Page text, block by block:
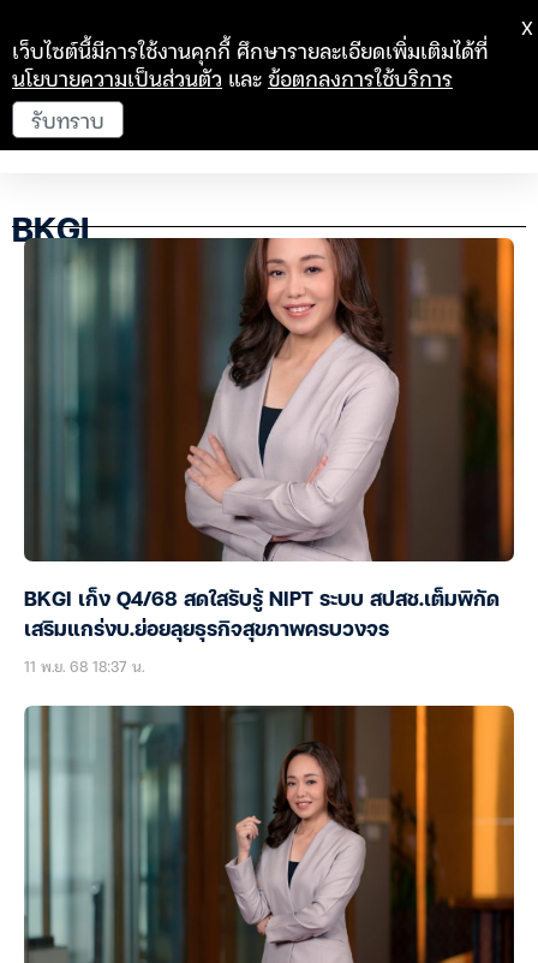
BKGI
BKGI เก็ง Q4/68 สดใสรับรู้ NIPT ระบบ สปสช.เต็มพิกัด
เสริมแกร่งบ.ย่อยลุยธุรกิจสุขภาพครบวงจร
11 พ.ย. 68 18:37 น.
เว็บไซต์นี้มีการใช้งานคุกกี้ ศึกษารายละเอียดเพิ่มเติมได้ที่
นโยบายความเป็นส่วนตัว และข้อตกลงการใช้บริการ
รับทราบ
X